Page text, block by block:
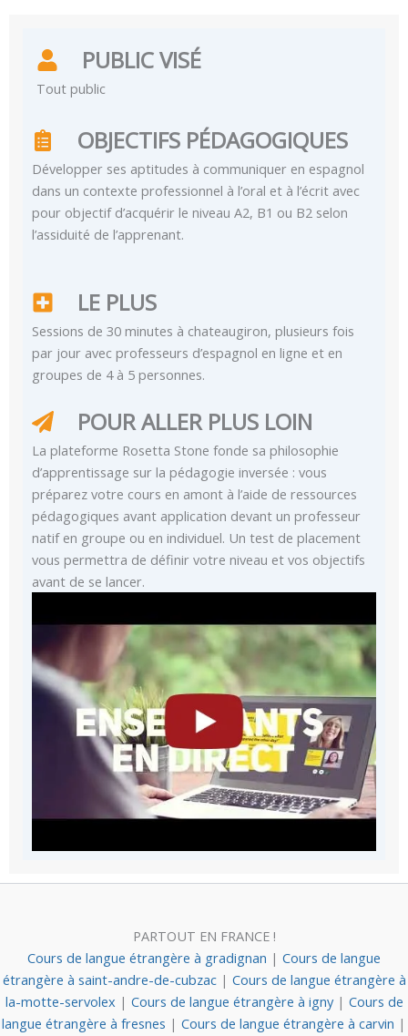
PUBLIC VISÉ
Tout public
OBJECTIFS PÉDAGOGIQUES
Développer ses aptitudes à communiquer en espagnol
dans un contexte professionnel à l’oral et à l’écrit avec
pour objectif d’acquérir le niveau A2, B1 ou B2 selon
l’assiduité de l’apprenant.
LE PLUS
Sessions de 30 minutes à chateaugiron, plusieurs fois
par jour avec professeurs d’espagnol en ligne et en
groupes de 4 à 5 personnes.
POUR ALLER PLUS LOIN
La plateforme Rosetta Stone fonde sa philosophie
d’apprentissage sur la pédagogie inversée : vous
préparez votre cours en amont à l’aide de ressources
pédagogiques avant application devant un professeur
natif en groupe ou en individuel. Un test de placement
vous permettra de définir votre niveau et vos objectifs
avant de se lancer.
PARTOUT EN FRANCE !
Cours de langue étrangère à gradignan | Cours de langue
étrangère à saint-andre-de-cubzac | Cours de langue étrangère à
la-motte-servolex | Cours de langue étrangère à igny | Cours de
langue étrangère à fresnes | Cours de langue étrangère à carvin |